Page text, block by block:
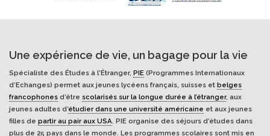
Une expérience de vie, un bagage pour la vie
Spécialiste des Études à l'Étranger, PIE (Programmes Internationaux
d’Echanges) permet aux jeunes lycéens français, suisses et belges
francophones d’être scolarisés sur la longue durée à l’étranger, aux
jeunes adultes d’étudier dans une université américaine et aux jeunes
filles de partir au pair aux USA. PIE organise des séjours d’études dans
plus de 25 pays dans le monde. Les programmes scolaires sont mis en